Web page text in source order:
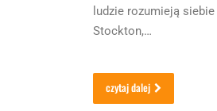
ludzie rozumieją
Stockton,…
czytaj dalej